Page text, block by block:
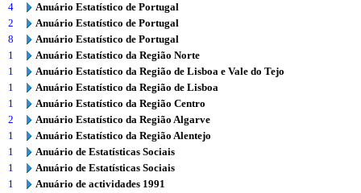
4
Anuário Estatístico de Portugal
2
Anuário Estatístico de Portugal
8
Anuário Estatístico de Portugal
1
Anuário Estatístico da Região Norte
1
Anuário Estatístico da Região de Lisboa e Vale do Tejo
1
Anuário Estatístico da Região de Lisboa
1
Anuário Estatístico da Região Centro
2
Anuário Estatístico da Região Algarve
1
Anuário Estatístico da Região Alentejo
1
Anuário de Estatísticas Sociais
1
Anuário de Estatísticas Sociais
1
Anuário de actividades 1991